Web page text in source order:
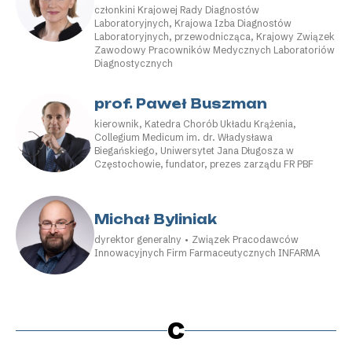
członkini Krajowej Rady Diagnostów
Laboratoryjnych, Krajowa Izba Diagnostów
Laboratoryjnych, przewodnicząca, Krajowy Związek
Zawodowy Pracowników Medycznych Laboratoriów
Diagnostycznych
prof. Paweł Buszman
kierownik, Katedra Chorób Układu Krążenia,
Collegium Medicum im. dr. Władysława
Biegańskiego, Uniwersytet Jana Długosza w
Częstochowie, fundator, prezes zarządu FR PBF
Michał Byliniak
dyrektor generalny • Związek Pracodawców
Innowacyjnych Firm Farmaceutycznych INFARMA
C